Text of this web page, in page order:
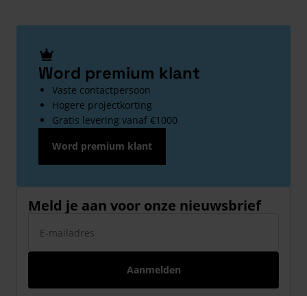
Word premium klant
Vaste contactpersoon
Hogere projectkorting
Gratis levering vanaf €1000
Word premium klant
Meld je aan voor onze nieuwsbrief
Aanmelden